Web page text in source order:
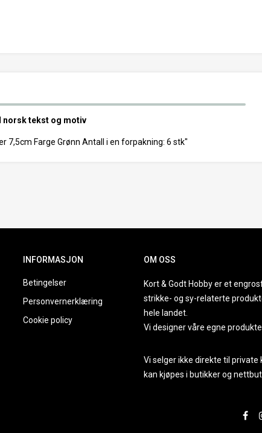
norsk tekst og motiv
7,5cm Farge Grønn Antall i en forpakning: 6 stk"
INFORMASJON
Betingelser
Personvernerklæring
Cookie policy
OM OSS
Kort & Godt Hobby er et
strikke- og sy-relaterte
hele landet.
Vi designer våre egne
Vi selger ikke direkte til
kan kjøpes i butikker og